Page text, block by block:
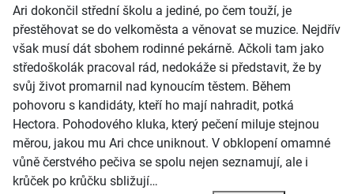
Ari dokončil střední školu a jediné, po čem touží, je
přestěhovat se do velkoměsta a věnovat se muzice. Nejdřív
však musí dát sbohem rodinné pekárně. Ačkoli tam jako
středoškolák pracoval rád, nedokáže si představit, že by
svůj život promarnil nad kynoucím těstem. Během
pohovoru s kandidáty, kteří ho mají nahradit, potká
Hectora. Pohodového kluka, který pečení miluje stejnou
měrou, jakou mu Ari chce uniknout. V obklopení omamné
vůně čerstvého pečiva se spolu nejen seznamují, ale i
krůček po krůčku sbližují…